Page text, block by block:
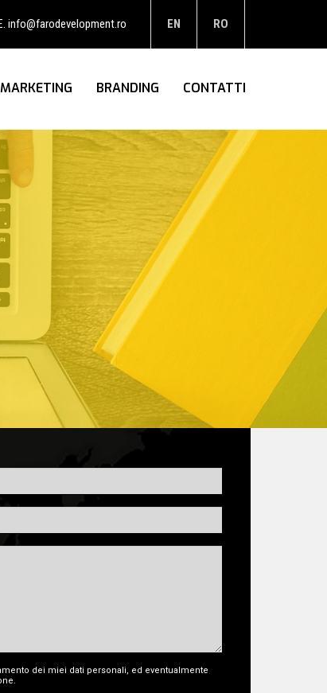
info@farodevelopment.ro EN RO
BRANDING CONTATTI
dei miei dati personali, ed eventualmente